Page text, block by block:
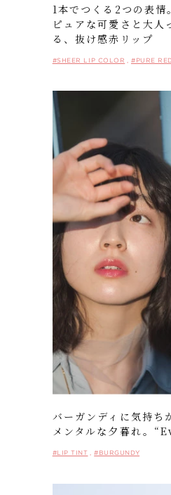
FOLLOW US ON:
1本でつくる2つの表情。
ピュアな可愛さと大人
る、抜け感赤リップ
#SHEER LIP COLOR #PURE
バーガンディに気持ち
メンタルな夕暮れ。
#LIP TINT #BURGUNDY